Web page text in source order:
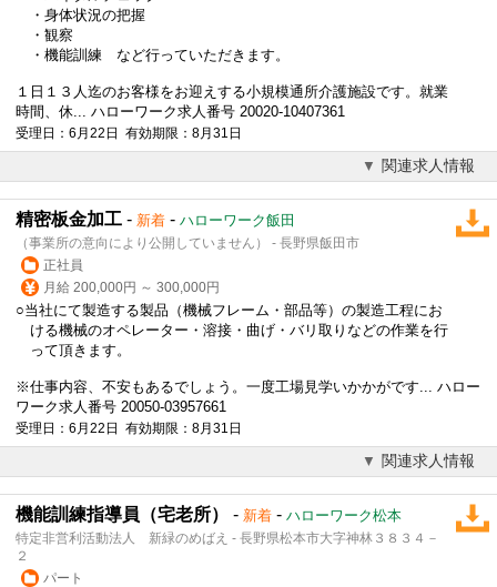
・身体状況の把握
・観察
・機能訓練 など行っていただきます。
１日１３人迄のお客様をお迎えする小規模通所介護施設です。就業
時間、休... ハローワーク求人番号 20020-10407361
受理日：6月22日 有効期限：8月31日
関連求人情報
精密板金加工 - 新着 - ハローワーク飯田
（事業所の意向により公開していません） - 長野県飯田市
正社員
月給 200,000円 ～ 300,000円
○当社にて製造する製品（機械フレーム・部品等）の製造工程にお
ける機械のオペレーター・溶接・曲げ・バリ取りなどの作業を行
って頂きます。
※仕事内容、不安もあるでしょう。一度工場見学いかかがです... ハロー
ワーク求人番号 20050-03957661
受理日：6月22日 有効期限：8月31日
関連求人情報
機能訓練指導員（宅老所） - 新着 - ハローワーク松本
特定非営利活動法人 新緑のめばえ - 長野県松本市大字神林３８３４－
２
パート